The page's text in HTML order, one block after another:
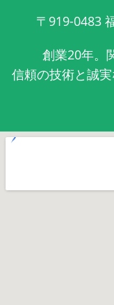
〒919-0483
創業20年。
信頼の技術と誠